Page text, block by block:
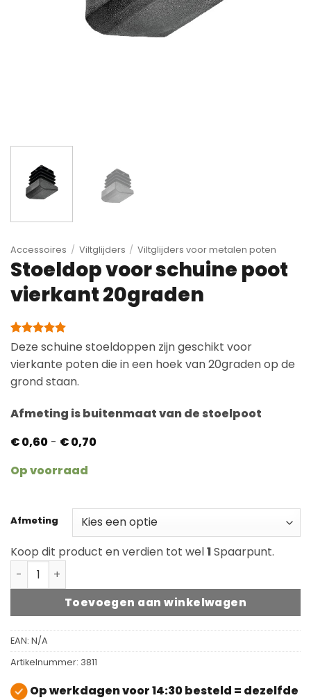
Accessoires / Viltglijders / Viltglijders voor metalen poten
Stoeldop voor schuine poot
vierkant 20graden
Gewaardeerd
gebaseerd
op
2
klantbeoordelingen
Deze schuine stoeldoppen zijn geschikt voor
vierkante poten die in een hoek van 20graden op de
grond staan.
Afmeting is buitenmaat van de stoelpoot
€0,60 - €0,70Prijsklasse:
Op voorraad
Afmeting
Koop dit product en verdien tot wel1Spaarpunt.
Stoeldop voor schuine poot vierkant 20graden aantal
Toevoegen aan winkelwagen
EAN: N/A
Artikelnummer: 3811
Op werkdagen voor 14:30 besteld = dezelfde